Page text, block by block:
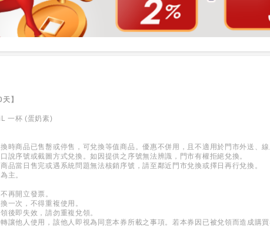
】
一杯 (蛋奶素)
時商品已售罊或停售，可兌換等值商品。優惠不併用，且不適用於門市外送、
說序號或截圖方式兌換。如因提供之序號無法辨識，門市有權拒絕兌換。
品當日售完或遇系統問題無法核銷序號，請至鄰近門市兌換或擇日再行兌換。
主。
再開立發票。
一次，不得重複使用。
後即失效，請勿重複兌領。
讓他人使用，該他人即視為同意本券所載之事項。若本券因已被兌領而造成購